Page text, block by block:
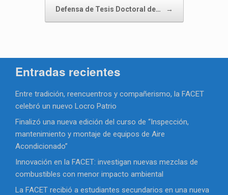
Defensa de Tesis Doctoral de… →
Entradas recientes
Entre tradición, reencuentros y compañerismo, la FACET
celebró un nuevo Locro Patrio
Finalizó una nueva edición del curso de “Inspección,
mantenimiento y montaje de equipos de Aire
Acondicionado”
Innovación en la FACET: investigan nuevas mezclas de
combustibles con menor impacto ambiental
La FACET recibió a estudiantes secundarios en una nueva